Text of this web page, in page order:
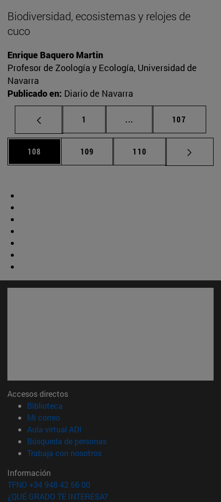
Biodiversidad, ecosistemas y relojes de
cuco
Enrique Baquero Martin
Profesor de Zoología y Ecología, Universidad de
Navarra
Publicado en: Diario de Navarra
Página
1 ... Páginas intermedias
Página
107
Página
108 Página
109 Página
110
Accesos directos
Biblioteca
Mi correo(abre en nueva ventana)
Aula virtual ADI
Búsqueda de personas(abre en nueva ventana)
Trabaja con nosotros(abre en nueva ventana)
Información
TFNO +34 948 42 56 00
¿QUÉ GRADO TE INTERESA?